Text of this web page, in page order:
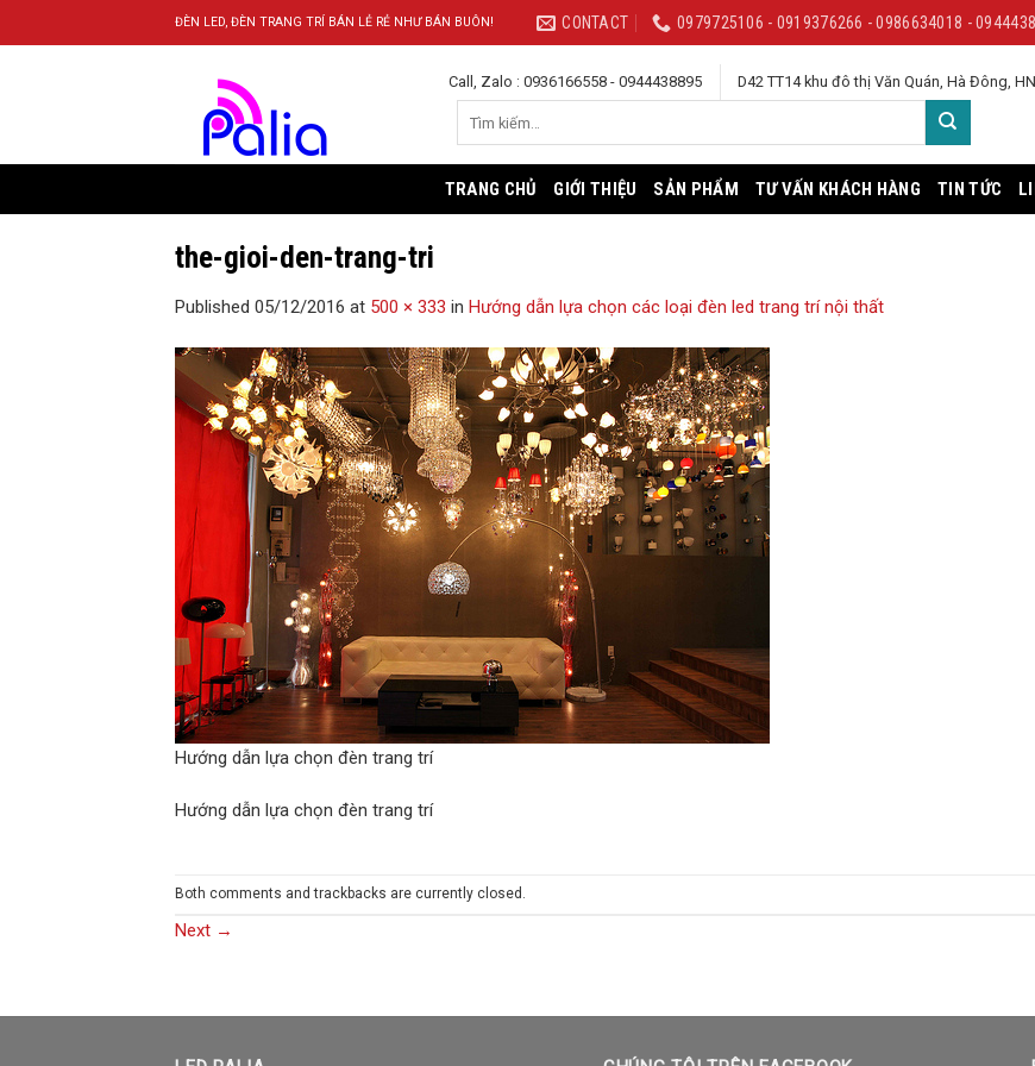
to
ĐÈN LED, ĐÈN TRANG TRÍ BÁN LẺ RẺ NHƯ BÁN BUÔN! CONTACT 0979725106 - 0919376266 - 0986634018 -
Call, Zalo : 0936166558 - 0944438895 D42 TT14 khu đô thị Văn Quán, Hà Đông, HN
TRANG CHỦ GIỚI THIỆU SẢN PHẨM TƯ VẤN KHÁCH HÀNG TIN TỨC
the-gioi-den-trang-tri
Published 05/12/2016 at 500 × 333 in Hướng dẫn lựa chọn các loại đèn led trang trí nội thất
Hướng dẫn lựa chọn đèn trang trí
Hướng dẫn lựa chọn đèn trang trí
Both comments and trackbacks are currently closed.
Next →